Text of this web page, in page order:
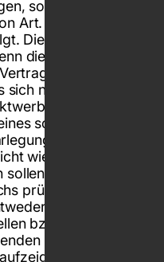
sofern die
Art. 6 Abs. 1 S. 1 lit.
Dies ist
die Verarbeitung
mit Ihnen
nicht um einen
handelt,
solchen
der Gründe,
wie von uns
Im Falle Ihres
prüfen wir die
die
bzw. anpassen
aufgrund